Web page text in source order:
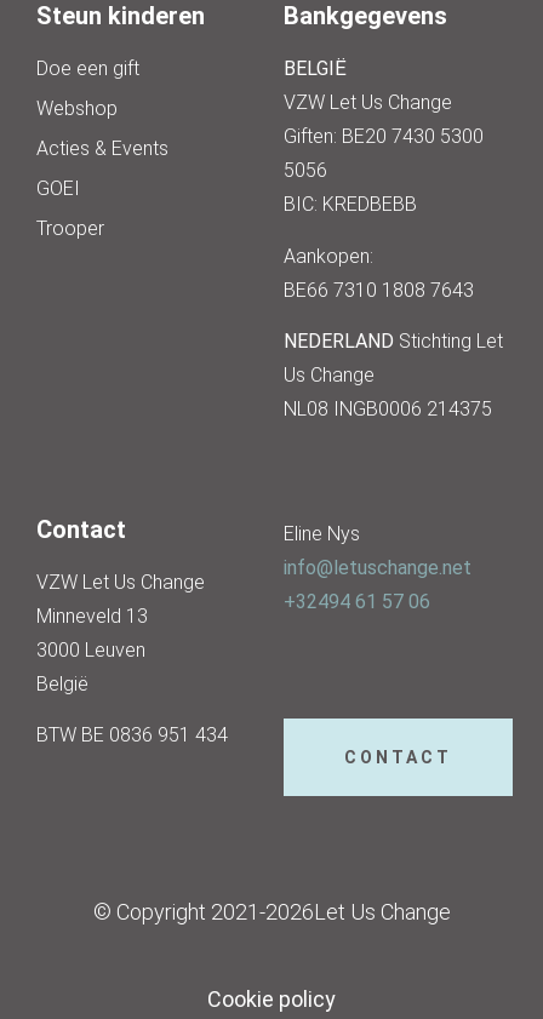
Steun kinderen
Doe een gift
Webshop
Acties & Events
GOEI
Trooper
Bankgegevens
BELGIË
VZW Let Us Change
Giften: BE20 7430 5300
5056
BIC: KREDBEBB
Aankopen:
BE66 7310 1808 7643
NEDERLAND Stichting Let
Us Change
NL08 INGB0006 214375
Contact
VZW Let Us Change
Minneveld 13
3000 Leuven
België
BTW BE 0836 951 434
Eline Nys
info@letuschange.net
+32494 61 57 06
CONTACT
© Copyright 2021-2026Let Us Change
Cookie policy